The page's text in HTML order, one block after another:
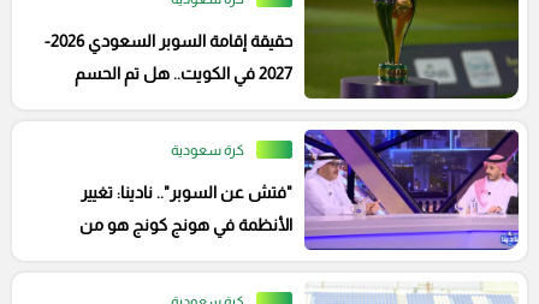
حقيقة إقامة السوبر السعودي 2026-
2027 في الكويت.. هل تم الحسم
كرة سعودية
"فتش عن السوبر".. نادينا: تغيير
الأنظمة في هونج كونج هو من